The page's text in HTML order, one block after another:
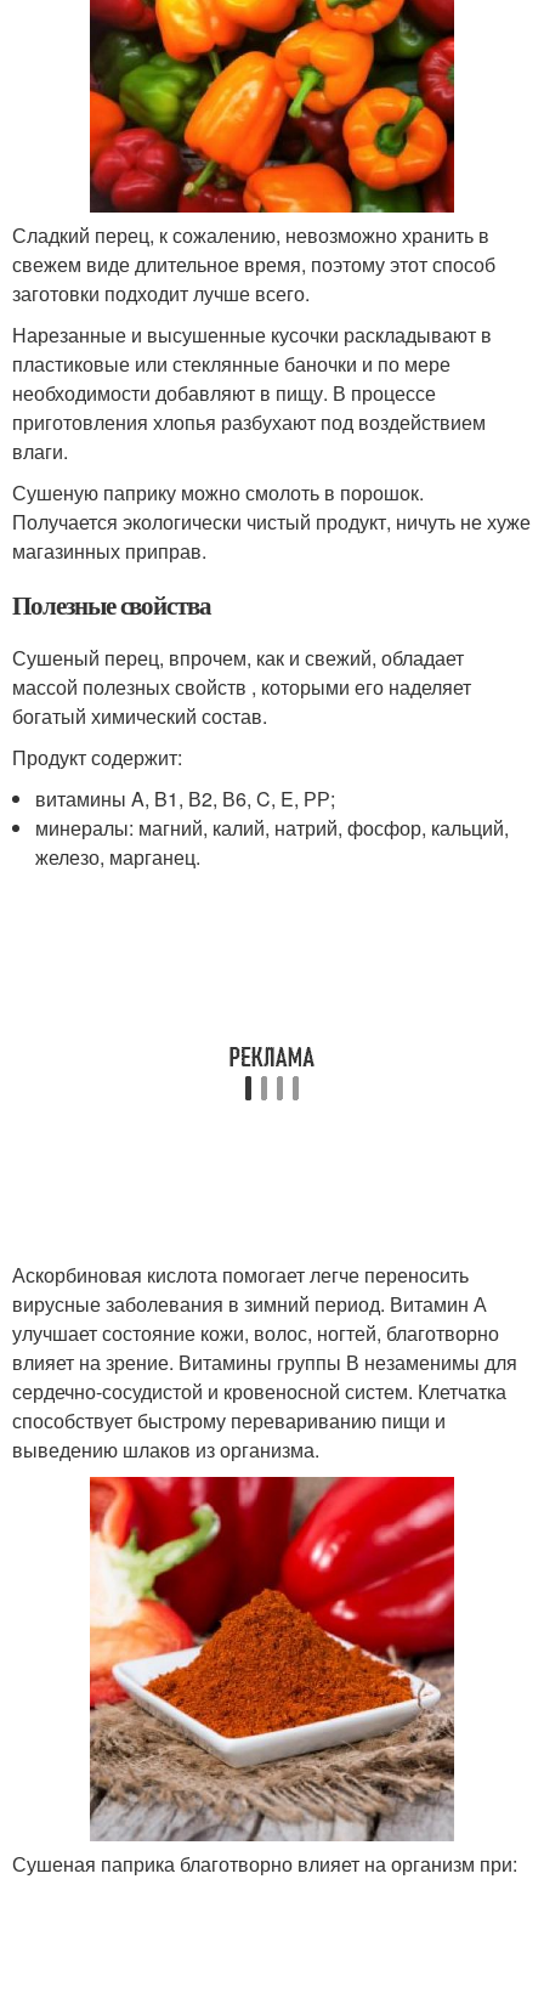
Сладкий перец, к сожалению, невозможно хранить в
свежем виде длительное время, поэтому этот способ
заготовки подходит лучше всего.
Нарезанные и высушенные кусочки раскладывают в
пластиковые или стеклянные баночки и по мере
необходимости добавляют в пищу. В процессе
приготовления хлопья разбухают под воздействием
влаги.
Сушеную паприку можно смолоть в порошок.
Получается экологически чистый продукт, ничуть не хуже
магазинных приправ.
Полезные свойства
Сушеный перец, впрочем, как и свежий, обладает
массой полезных свойств , которыми его наделяет
богатый химический состав.
Продукт содержит:
витамины A, B1, В2, В6, C, E, РР;
минералы: магний, калий, натрий, фосфор, кальций,
железо, марганец.
Аскорбиновая кислота помогает легче переносить
вирусные заболевания в зимний период. Витамин А
улучшает состояние кожи, волос, ногтей, благотворно
влияет на зрение. Витамины группы В незаменимы для
сердечно-сосудистой и кровеносной систем. Клетчатка
способствует быстрому перевариванию пищи и
выведению шлаков из организма.
Сушеная паприка благотворно влияет на организм при: